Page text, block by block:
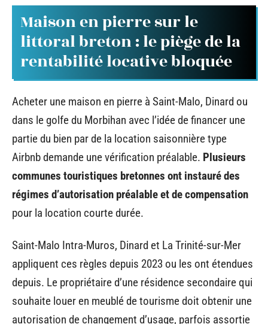
Maison en pierre sur le
littoral breton : le piège de la
rentabilité locative bloquée
Acheter une maison en pierre à Saint-Malo, Dinard ou
dans le golfe du Morbihan avec l’idée de financer une
partie du bien par de la location saisonnière type
Airbnb demande une vérification préalable. Plusieurs
communes touristiques bretonnes ont instauré des
régimes d’autorisation préalable et de compensation
pour la location courte durée.
Saint-Malo Intra-Muros, Dinard et La Trinité-sur-Mer
appliquent ces règles depuis 2023 ou les ont étendues
depuis. Le propriétaire d’une résidence secondaire qui
souhaite louer en meublé de tourisme doit obtenir une
autorisation de changement d’usage, parfois assortie